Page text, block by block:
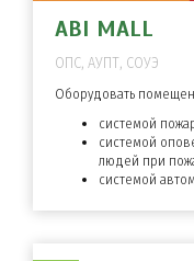
ABI MALL
ОПС, АУПТ, СОУЭ
Оборудовать
системой
системой
людей при
системой